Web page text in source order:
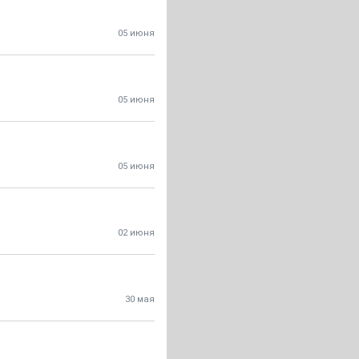
05 июня
05 июня
05 июня
02 июня
30 мая